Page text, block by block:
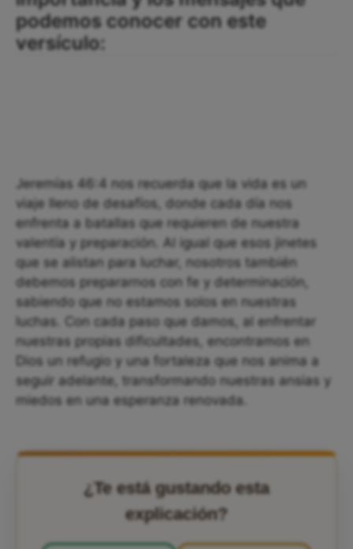
podemos conocer con este
versículo:
Jeremías 46:4 nos recuerda que la vida es un
viaje lleno de desafíos, donde cada día nos
enfrenta a batallas que requieren de nuestra
valentía y preparación. Al igual que esos jinetes
que se alistan para luchar, nosotros también
debemos prepararnos con fe y determinación,
sabiendo que no estamos solos en nuestras
luchas. Con cada paso que damos, al enfrentar
nuestras propias dificultades, encontramos en
Dios un refugio y una fortaleza que nos anima a
seguir adelante, transformando nuestras ansias y
miedos en una esperanza renovada.
¿Te está gustando esta
explicación?